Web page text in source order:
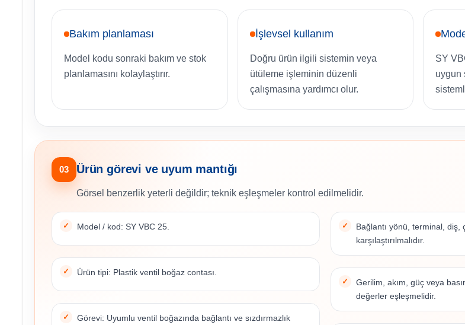
Bakım planlaması
Model kodu sonraki bakım ve stok
planlamasını kolaylaştırır.
İşlevsel kullanım
Doğru ürün ilgili sistemin veya
ütüleme işleminin düzenli
çalışmasına yardımcı olur.
SY
uygun
03 Ürün görevi ve uyum mantığı
Görsel benzerlik yeterli değildir; teknik eşleşmeler kontrol edilmelidir.
Model / kod: SY VBC 25.
Ürün tipi: Plastik ventil boğaz contası.
Görevi: Uyumlu ventil boğazında bağlantı ve sızdırmazlık
Bağlantı yönü, terminal, diş,
karşılaştırılmalıdır.
Gerilim, akım, güç veya
değerler eşleşmelidir.